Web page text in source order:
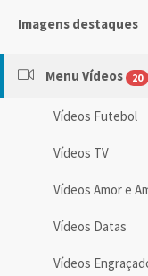
Imagens destaques
Menu Vídeos 20
Vídeos Futebol
Vídeos TV
Vídeos Amor e
Vídeos Datas
Vídeos